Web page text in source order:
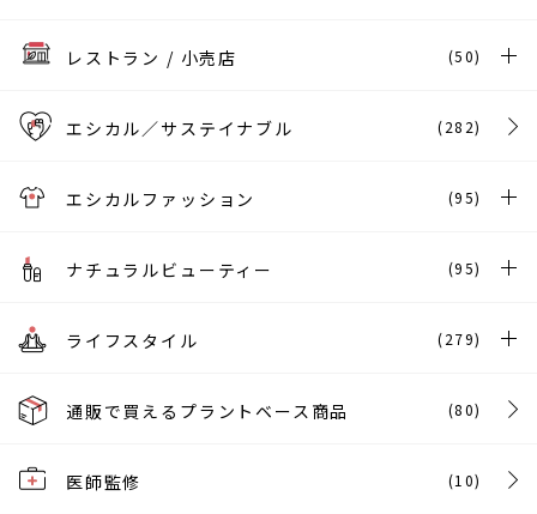
レストラン / 小売店 (50)
エシカル／サステイナブル (282)
エシカルファッション (95)
ナチュラルビューティー (95)
ライフスタイル (279)
通販で買えるプラントベース商品 (80)
医師監修 (10)